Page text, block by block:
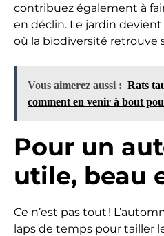
contribuez également à
en déclin. Le jardin
où la biodiversité retrouve
Vous aimerez aussi : Rats
comment en venir à bout
Pour un
utile, beau
Ce n’est pas tout !
laps de temps pour tailler